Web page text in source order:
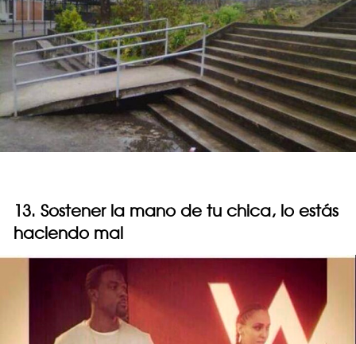
13. Sostener la mano de tu chica, lo estás
haciendo mal